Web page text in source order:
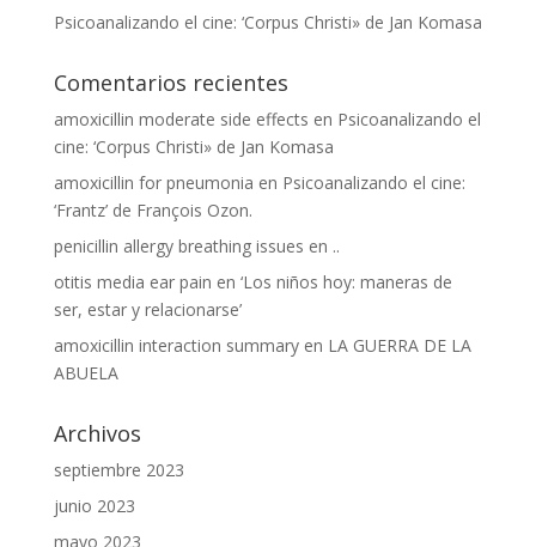
Psicoanalizando el cine: ‘Corpus Christi» de Jan Komasa
Comentarios recientes
amoxicillin moderate side effects en Psicoanalizando el
cine: ‘Corpus Christi» de Jan Komasa
amoxicillin for pneumonia en Psicoanalizando el cine:
‘Frantz’ de François Ozon.
penicillin allergy breathing issues en ..
otitis media ear pain en ‘Los niños hoy: maneras de
ser, estar y relacionarse’
amoxicillin interaction summaryen LA GUERRA DE LA
ABUELA
Archivos
septiembre 2023
junio 2023
mayo 2023